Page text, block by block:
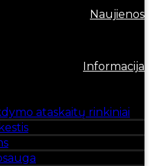
Naujienos
Informacija
ataskaitų rinkiniai